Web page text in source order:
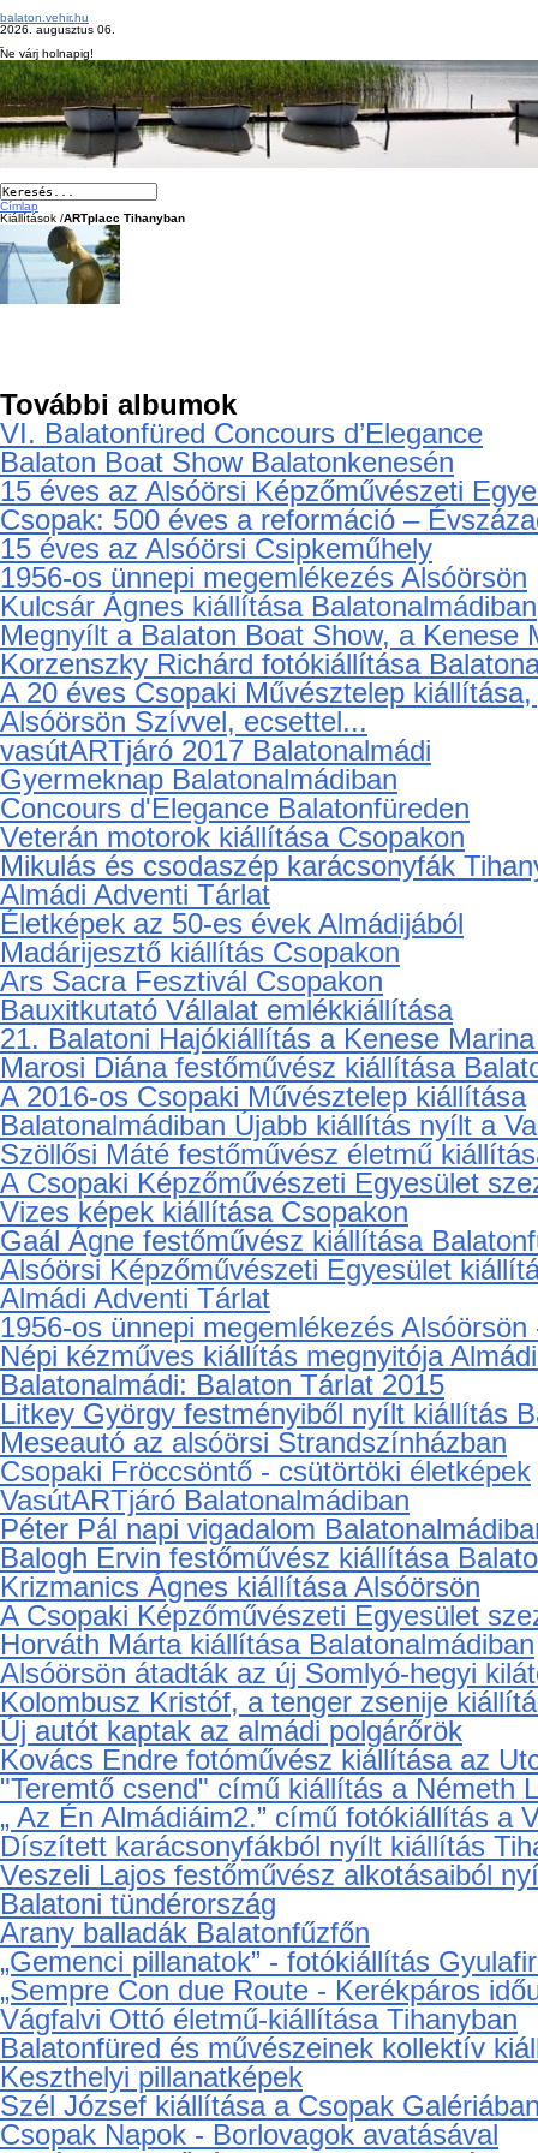
balaton.vehir.hu
2026. augusztus 06.
Ne várj holnapig!
Címlap
Kiállítások /ARTplacc Tihanyban
További albumok
VI. Balatonfüred Concours d’Elegance
Balaton Boat Show Balatonkenesén
15 éves az Alsóörsi Képzőművészeti
Csopak: 500 éves a reformáció –
15 éves az Alsóörsi Csipkeműhely
1956-os ünnepi megemlékezés Alsóörsön
Kulcsár Ágnes kiállítása Balatonalmádiban
Megnyílt a Balaton Boat Show, a Kenese
Korzenszky Richárd fotókiállítása
A 20 éves Csopaki Művésztelep
Alsóörsön Szívvel, ecsettel...
vasútARTjáró 2017 Balatonalmádi
Gyermeknap Balatonalmádiban
Concours d'Elegance Balatonfüreden
Veterán motorok kiállítása Csopakon
Mikulás és csodaszép karácsonyfák
Almádi Adventi Tárlat
Életképek az 50-es évek Almádijából
Madárijesztő kiállítás Csopakon
Ars Sacra Fesztivál Csopakon
Bauxitkutató Vállalat emlékkiállítása
21. Balatoni Hajókiállítás a Kenese
Marosi Diána festőművész kiállítása
A 2016-os Csopaki Művésztelep kiállítása
Balatonalmádiban Újabb kiállítás nyílt a
Szöllősi Máté festőművész életmű
A Csopaki Képzőművészeti Egyesület
Vizes képek kiállítása Csopakon
Gaál Ágne festőművész kiállítása
Alsóörsi Képzőművészeti Egyesület
Almádi Adventi Tárlat
1956-os ünnepi megemlékezés
Népi kézműves kiállítás megnyitója
Balatonalmádi: Balaton Tárlat 2015
Litkey György festményiből nyílt kiállítás
Meseautó az alsóörsi Strandszínházban
Csopaki Fröccsöntő - csütörtöki életképek
VasútARTjáró Balatonalmádiban
Péter Pál napi vigadalom
Balogh Ervin festőművész kiállítása
Krizmanics Ágnes kiállítása Alsóörsön
A Csopaki Képzőművészeti Egyesület
Horváth Márta kiállítása Balatonalmádiban
Alsóörsön átadták az új Somlyó-hegyi
Kolombusz Kristóf, a tenger zsenije
Új autót kaptak az almádi polgárőrök
Kovács Endre fotóművész kiállítása az
"Teremtő csend" című kiállítás a Németh
„ Az Én Almádiáim2.” című fotókiállítás a
Díszített karácsonyfákból nyílt kiállítás
Veszeli Lajos festőművész alkotásaiból
Balatoni tündérország